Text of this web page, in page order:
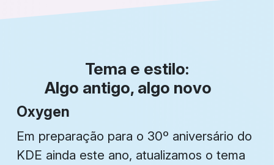
Tema e estilo:
Algo antigo, algo novo
Oxygen
Em preparação para o 30º aniversário do
KDE ainda este ano, atualizamos o tema